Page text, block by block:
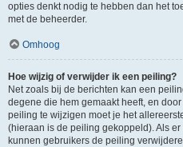
opties denkt nodig te hebben dan het
met de beheerder.
Omhoog
Hoe wijzig of verwijder ik een peiling?
Net zoals bij de berichten kan een
degene die hem gemaakt heeft, en
peiling te wijzigen moet je het
(hieraan is de peiling gekoppeld). Als
kunnen gebruikers de peiling